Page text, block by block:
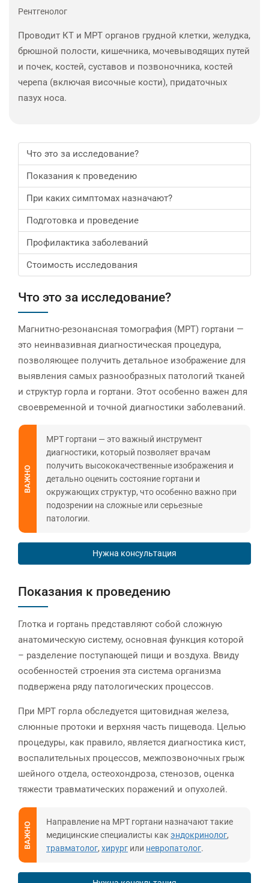
Рентгенолог
Проводит КТ и МРТ органов грудной клетки, желудка,
брюшной полости, кишечника, мочевыводящих путей
и почек, костей, суставов и позвоночника, костей
черепа (включая височные кости), придаточных
пазух носа.
Что это за исследование?
Показания к проведению
При каких симптомах назначают?
Подготовка и проведение
Профилактика заболеваний
Стоимость исследования
Что это за исследование?
Магнитно-резонансная томография (МРТ) гортани —
это неинвазивная диагностическая процедура,
позволяющее получить детальное изображение для
выявления самых разнообразных патологий тканей
и структур горла и гортани. Этот особенно важен для
своевременной и точной диагностики заболеваний.
ВАЖНО
МРТ гортани — это важный инструмент
диагностики, который позволяет врачам
получить высококачественные изображения и
детально оценить состояние гортани и
окружающих структур, что особенно важно при
подозрении на сложные или серьезные
патологии.
Нужна консультация
Показания к проведению
Глотка и гортань представляют собой сложную
анатомическую систему, основная функция которой
– разделение поступающей пищи и воздуха. Ввиду
особенностей строения эта система организма
подвержена ряду патологических процессов.
При МРТ горла обследуется щитовидная железа,
слюнные протоки и верхняя часть пищевода. Целью
процедуры, как правило, является диагностика кист,
воспалительных процессов, межпозвоночных грыж
шейного отдела, остеохондроза, стенозов, оценка
тяжести травматических поражений и опухолей.
ВАЖНО
Направление на МРТ гортани назначают такие
медицинские специалисты как эндокринолог,
травматолог, хирург или невропатолог.